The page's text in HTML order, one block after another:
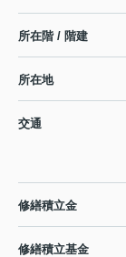
所在階 / 階建
所在地
交通
修繕積立金
修繕積立基金